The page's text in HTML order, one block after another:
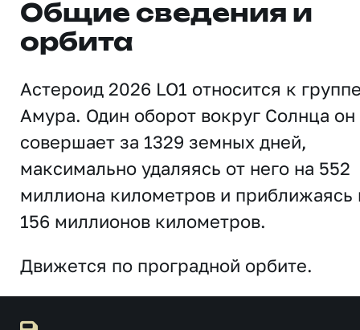
Общие сведения и
орбита
Астероид 2026 LO1 относится к
Амура. Один оборот вокруг Солнца он
совершает за 1329 земных дней,
максимально удаляясь от него на 552
миллиона километров и приближаясь
156 миллионов километров.
Движется по проградной орбите.